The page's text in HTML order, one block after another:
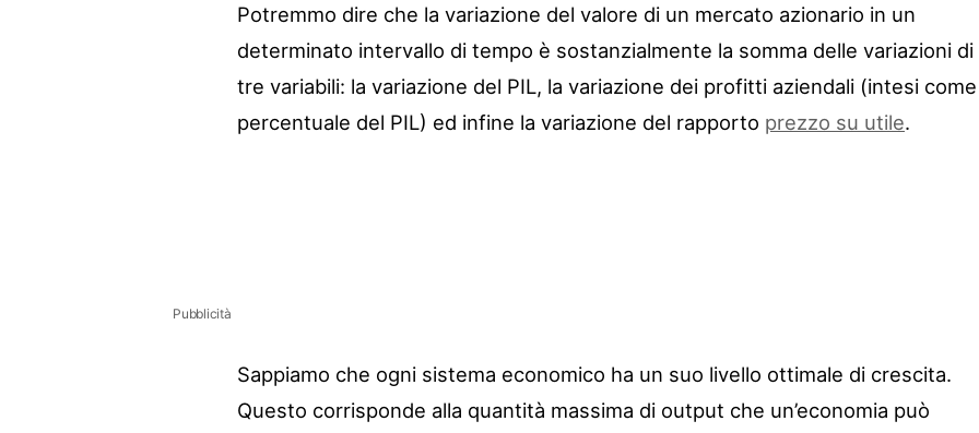
Potremmo dire che la variazione del valore di un mercato azionario in un
determinato intervallo di tempo è sostanzialmente la somma delle variazioni di
tre variabili: la variazione del PIL, la variazione dei profitti aziendali (intesi come
percentuale del PIL) ed infine la variazione del rapporto prezzo su utile.
Pubblicità
Sappiamo che ogni sistema economico ha un suo livello ottimale di crescita.
Questo corrisponde alla quantità massima di output che un’economia può